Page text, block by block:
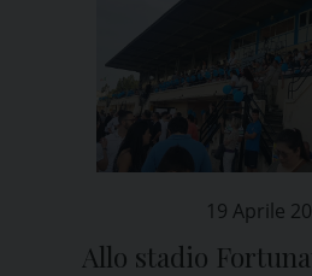
19 Aprile
Allo stadio